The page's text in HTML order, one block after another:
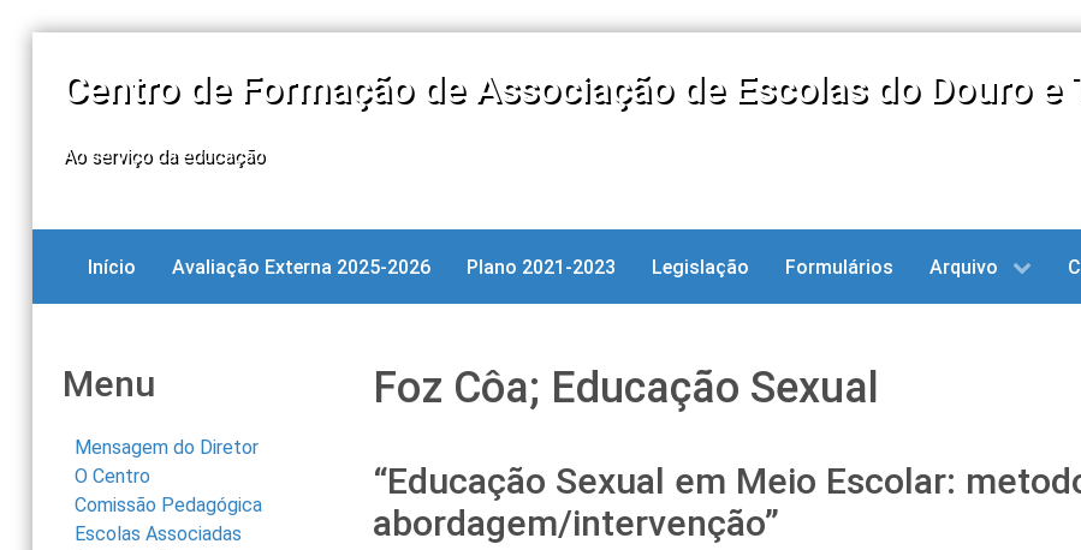
Centro de Formação de Associação de Escolas do Douro e
Ao serviço da educação
Início Avaliação Externa 2025-2026 Plano 2021-2023 Legislação Formulários Arquivo
Menu
Mensagem do Diretor
O Centro
Comissão Pedagógica
Escolas Associadas
Foz Côa; Educação Sexual
“Educação Sexual em Meio Escolar:
abordagem/intervenção”